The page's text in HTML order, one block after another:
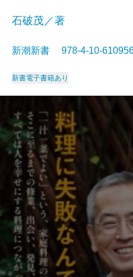
石破茂／著
新潮新書 978-4-10-
新書電子書籍あり